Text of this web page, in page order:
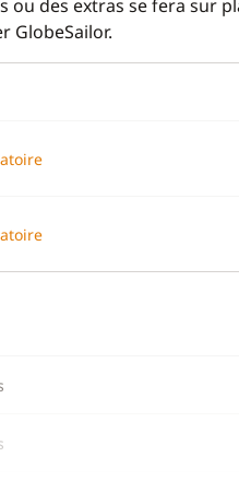
des extras se fera sur
GlobeSailor.